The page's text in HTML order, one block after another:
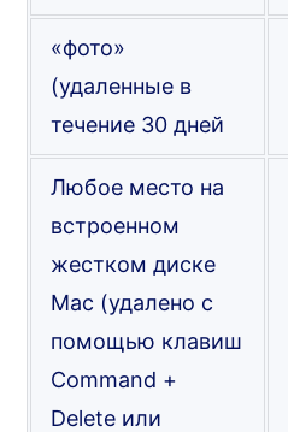
«фото»
(удаленные в
течение 30 дней
Любое место на
встроенном
жестком диске
Mac (удалено с
помощью клавиш
Command +
Delete или